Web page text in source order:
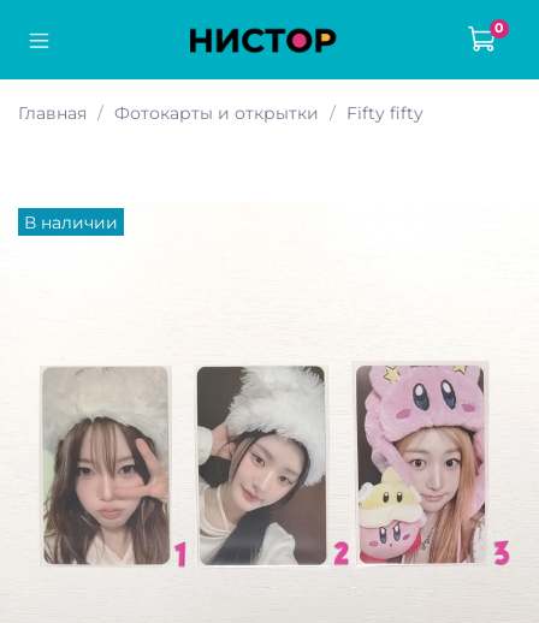
0
Главная Фотокарты и открытки Fifty fifty
В наличии